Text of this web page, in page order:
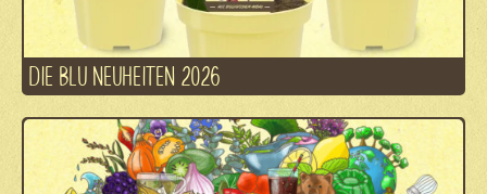
DIE BLU NEUHEITEN 2026